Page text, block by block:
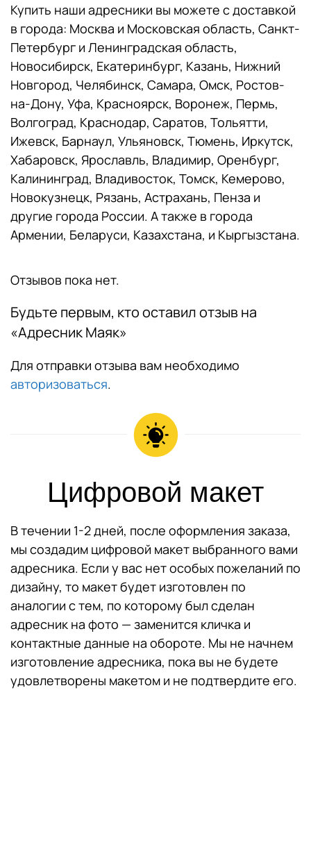
Купить наши адресники вы можете с доставкой
в города: Москва и Московская область, Санкт-
Петербург и Ленинградская область,
Новосибирск, Екатеринбург, Казань, Нижний
Новгород, Челябинск, Самара, Омск, Ростов-
на-Дону, Уфа, Красноярск, Воронеж, Пермь,
Волгоград, Краснодар, Саратов, Тольятти,
Ижевск, Барнаул, Ульяновск, Тюмень, Иркутск,
Хабаровск, Ярославль, Владимир, Оренбург,
Калининград, Владивосток, Томск, Кемерово,
Новокузнецк, Рязань, Астрахань, Пенза и
другие города России. А также в города
Армении, Беларуси, Казахстана, и Кыргызстана.
Отзывов пока нет.
Будьте первым, кто оставил отзыв на
«Адресник Маяк»
Для отправки отзыва вам необходимо
авторизоваться.
Цифровой макет
В течении 1-2 дней, после оформления заказа,
мы создадим цифровой макет выбранного вами
адресника. Если у вас нет особых пожеланий по
дизайну, то макет будет изготовлен по
аналогии с тем, по которому был сделан
адресник на фото — заменится кличка и
контактные данные на обороте. Мы не начнем
изготовление адресника, пока вы не будете
удовлетворены макетом и не подтвердите его.